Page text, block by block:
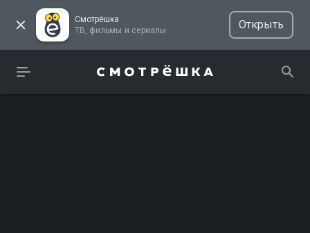
Смотрёшка
ТВ, фильмы и сериалы
Открыть